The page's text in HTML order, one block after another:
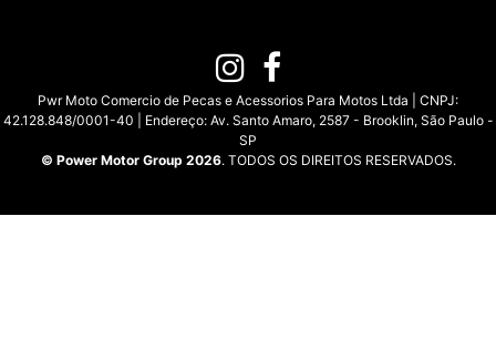
Pwr Moto Comercio de Pecas e Acessorios Para Motos Ltda | CNPJ:
42.128.848/0001-40 | Endereço: Av. Santo Amaro, 2587 - Brooklin, São Paulo -
SP
© Power Motor Group 2026. TODOS OS DIREITOS RESERVADOS.